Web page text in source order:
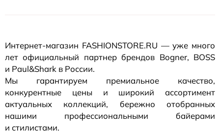
Интернет-магазин FASHIONSTORE.RU — уже много
лет официальный партнер брендов Bogner, BOSS
и Paul&Shark в России.
Мы гарантируем премиальное качество,
конкурентные цены и широкий ассортимент
актуальных коллекций, бережно отобранных
нашими профессиональными байерами
и стилистами.